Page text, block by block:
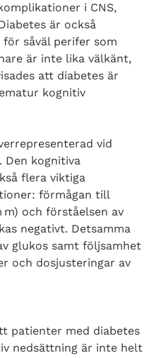
i CNS,
är också
såväl perifer som
är inte lika välkänt,
att diabetes är
kognitiv
vid
Den kognitiva
flera viktiga
förmågan till
och förståelsen av
negativt. Detsamma
glukos samt följsamhet
och dosjusteringar av
patienter med diabetes
nedsättning är inte helt